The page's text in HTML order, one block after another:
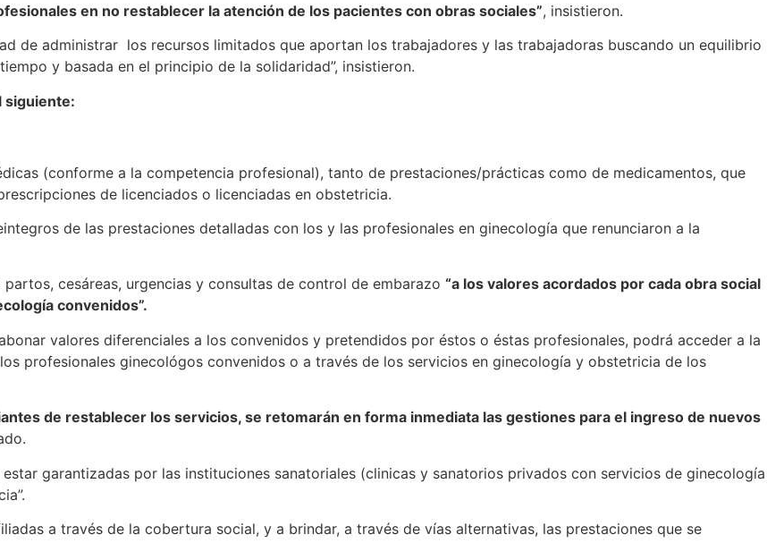
en no restablecer la atención de los pacientes con obras sociales”, insistieron.
de administrar los recursos limitados que aportan los trabajadores y las trabajadoras buscando un equilibrio
y basada en el principio de la solidaridad”, insistieron.
siguiente:
(conforme a la competencia profesional), tanto de prestaciones/prácticas como de medicamentos, que
de licenciados o licenciadas en obstetricia.
de las prestaciones detalladas con los y las profesionales en ginecología que renunciaron a la
cesáreas, urgencias y consultas de control de embarazo “a los valores acordados por cada obra social
convenidos”.
valores diferenciales a los convenidos y pretendidos por éstos o éstas profesionales, podrá acceder a la
profesionales ginecológos convenidos o a través de los servicios en ginecología y obstetricia de los
de restablecer los servicios, se retomarán en forma inmediata las gestiones para el ingreso de nuevos
garantizadas por las instituciones sanatoriales (clinicas y sanatorios privados con servicios de ginecología
a través de la cobertura social, y a brindar, a través de vías alternativas, las prestaciones que se